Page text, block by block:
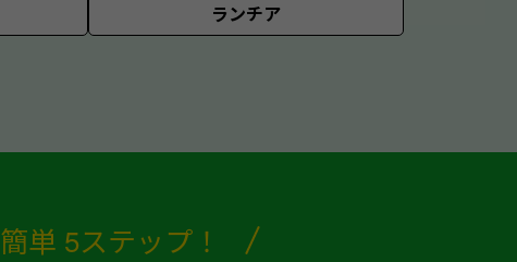
ランチア
簡単 5ステップ！